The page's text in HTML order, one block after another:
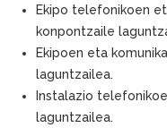
Ekipo telefonikoen
konpontzaile
Ekipoen eta
laguntzailea.
Instalazio
laguntzailea.